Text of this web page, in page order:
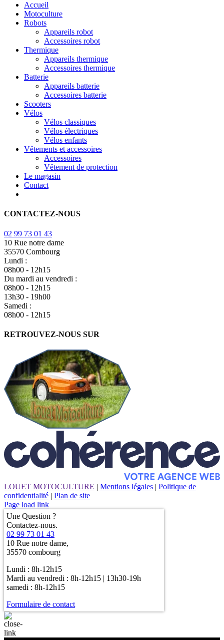
Accueil
Motoculture
Robots
Appareils robot
Accessoires robot
Thermique
Appareils thermique
Accessoires thermique
Batterie
Appareils batterie
Accessoires batterie
Scooters
Vélos
Vélos classiques
Vélos électriques
Vélos enfants
Vêtements et accessoires
Accessoires
Vêtement de protection
Le magasin
Contact
CONTACTEZ-NOUS
02 99 73 01 43
10 Rue notre dame
35570 Combourg
Lundi :
08h00 - 12h15
Du mardi au vendredi :
08h00 - 12h15
13h30 - 19h00
Samedi :
08h00 - 12h15
RETROUVEZ-NOUS SUR
LOUET MOTOCULTURE | Mentions légales | Politique de
confidentialité | Plan de site
Page load link
Une Question ?
Contactez-nous.
02 99 73 01 43
10 Rue notre dame,
35570 combourg
Lundi : 8h-12h15
Mardi au vendredi : 8h-12h15 | 13h30-19h
samedi : 8h-12h15
Formulaire de contact